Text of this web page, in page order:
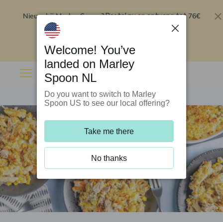
Nieuw bij Marley Spoon?Bestel nu en ontvang tot 76€
Welcome! You’ve
landed on Marley
Spoon NL
Do you want to switch to Marley
Spoon US to see our local offering?
Take me there
No thanks